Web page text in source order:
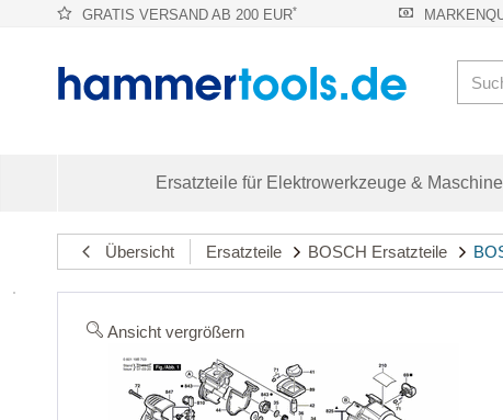
GRATIS VERSAND AB 200 EUR*
Ersatzteile für Elektrowerkzeuge &
Übersicht Ersatzteile BOSCH Ersatzteile
Ansicht vergrößern